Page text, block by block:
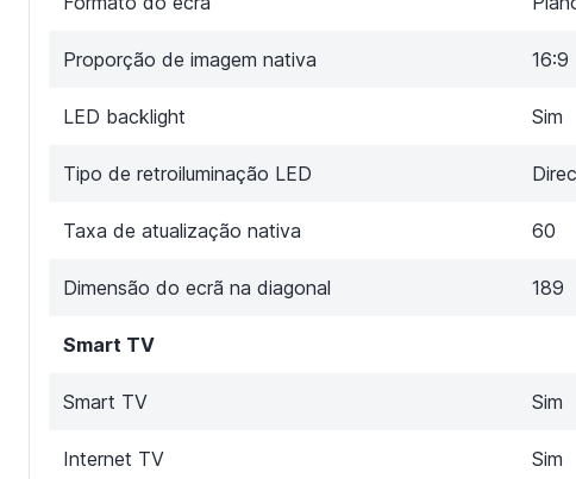
Proporção de imagem nativa 16:9
LED backlight Sim
Tipo de retroiluminação LED
Taxa de atualização nativa 60
Dimensão do ecrã na diagonal 189
Smart TV
Smart TV Sim
Internet TV Sim